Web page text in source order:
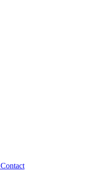
Contact